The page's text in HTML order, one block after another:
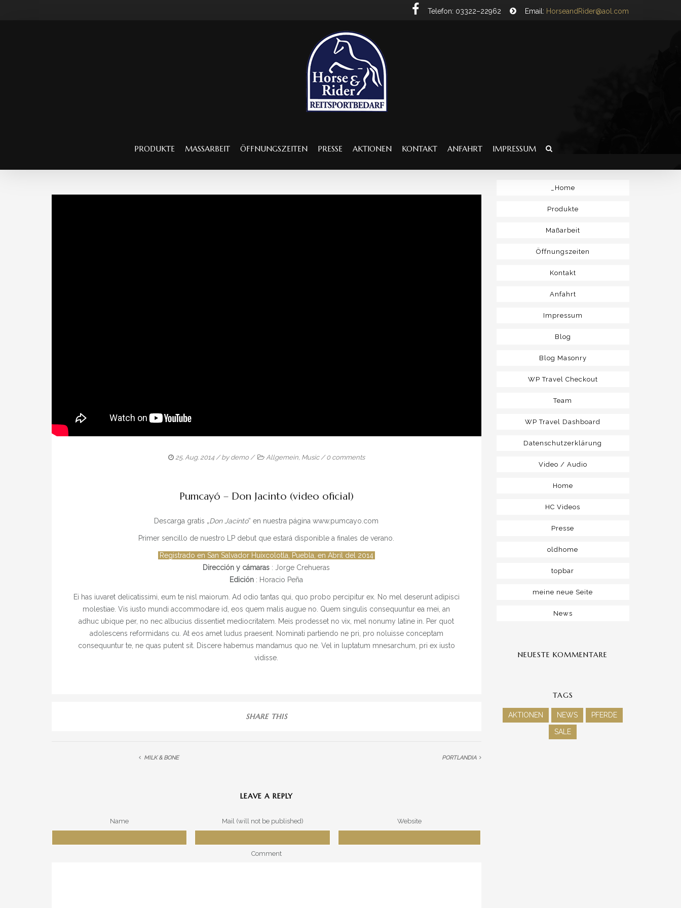
Telefon: 03322–22962 Email: HorseandRider@aol.com
PRODUKTE MASSARBEIT ÖFFNUNGSZEITEN PRESSE AKTIONEN KONTAKT ANFAHRT IMPRESSUM
25. Aug. 2014/ by demo/ Allgemein, Music/0 comments
Pumcayó – Don Jacinto (video oficial)
Descarga gratis „Don Jacinto“ en nuestra página www.pumcayo.com
Primer sencillo de nuestro LP debut que estará disponible a finales de verano.
Registrado en San Salvador Huixcolotla, Puebla, en Abril del 2014
Dirección y cámaras : Jorge Crehueras
Edición : Horacio Peña
Ei has iuvaret delicatissimi, eum te nisl maiorum. Ad odio tantas qui, quo probo percipitur ex. No mel deserunt adipisci
molestiae. Vis iusto mundi accommodare id, eos quem malis augue no. Quem singulis consequuntur ea mei, an
adhuc ubique per, no nec albucius dissentiet mediocritatem. Meis prodesset no vix, mel nonumy latine in. Per quot
adolescens reformidans cu. At eos amet ludus praesent. Nominati partiendo ne pri, pro noluisse conceptam
consequuntur te, ne quas putent sit. Discere habemus mandamus quo ne. Vel in luptatum mnesarchum, pri ex iusto
vidisse.
SHARE THIS
MILK & BONE PORTLANDIA
LEAVE A REPLY
Name Mail (will not be published) Website
Comment
_Home
Produkte
Maßarbeit
Öffnungszeiten
Kontakt
Anfahrt
Impressum
Blog
Blog Masonry
WP Travel Checkout
Team
WP Travel Dashboard
Datenschutzerklärung
Video / Audio
Home
HC Videos
Presse
oldhome
topbar
meine neue Seite
News
NEUESTE KOMMENTARE
TAGS
AKTIONEN NEWS PFERDE
SALE